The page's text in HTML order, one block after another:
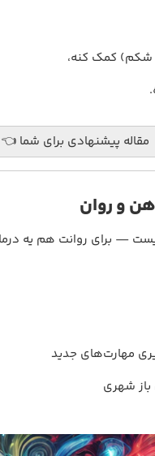
شکم) کمک کنه،
مقاله پیشنهادی برای شما
و روان
— برای روانت هم یه
مهارت‌های جدید
باز شهری